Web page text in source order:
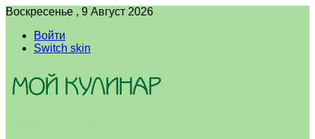
Воскресенье , 9 Август 2026
Войти
Switch skin